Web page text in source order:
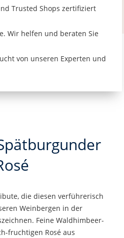
Trusted Shops zertifiziert
Wir helfen und beraten Sie
von unseren Experten und
die diesen verführerisch
Weinbergen in der
Feine Waldhimbeer-
fruchtigen Rosé aus